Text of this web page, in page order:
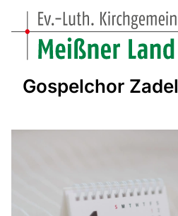
Gospelchor Zadel